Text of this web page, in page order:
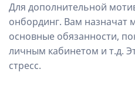
Для дополнительной
онбординг. Вам назначат
основные обязанности,
личным кабинетом и т.д.
стресс.